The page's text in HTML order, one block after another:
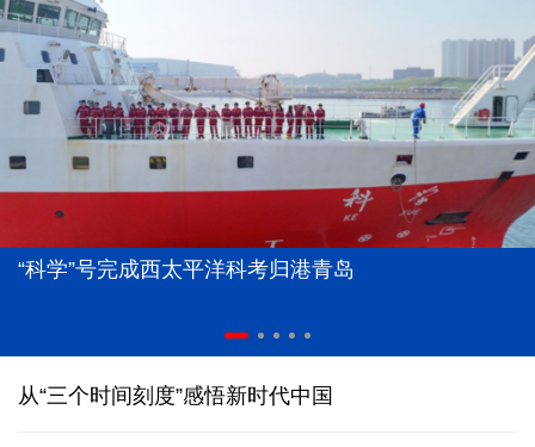
“科学”号完成西太平洋科考归港青岛
从“三个时间刻度”感悟新时代中国